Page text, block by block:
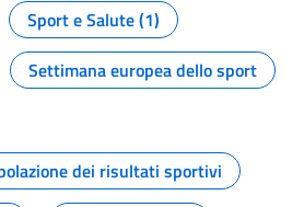
Sport e Salute (1)
Settimana europea dello sport
dei risultati sportivi